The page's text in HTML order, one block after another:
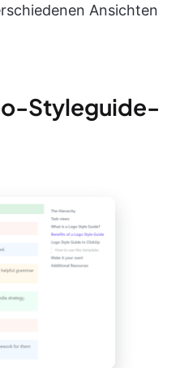
Ansichten
Styleguide-